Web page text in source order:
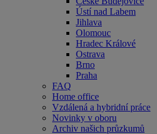
Ústí nad Labem
Jihlava
Olomouc
Hradec Králové
Ostrava
Brno
Praha
FAQ
Home office
Vzdálená a hybridní práce
Novinky v oboru
Archiv našich průzkumů